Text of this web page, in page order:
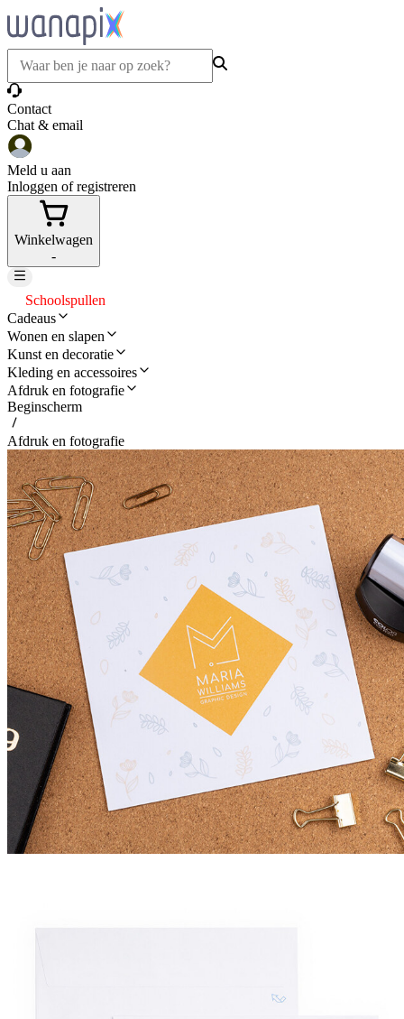
Contact
Chat & email
Meld u aan
Inloggen of registreren
Winkelwagen
-
Schoolspullen
Cadeaus
Wonen en slapen
Kunst en decoratie
Kleding en accessoires
Afdruk en fotografie
Beginscherm
Afdruk en fotografie